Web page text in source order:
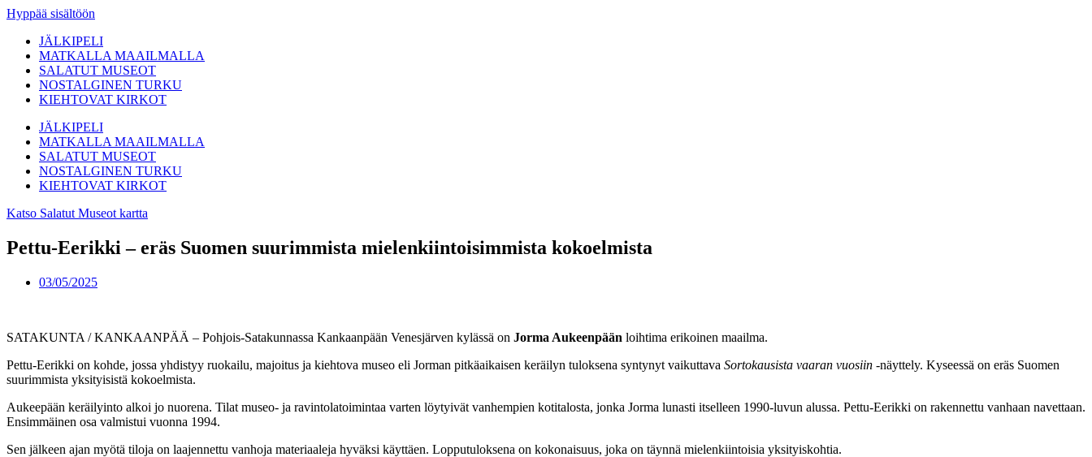
Hyppää sisältöön
JÄLKIPELI
MATKALLA MAAILMALLA
SALATUT MUSEOT
NOSTALGINEN TURKU
KIEHTOVAT KIRKOT
JÄLKIPELI
MATKALLA MAAILMALLA
SALATUT MUSEOT
NOSTALGINEN TURKU
KIEHTOVAT KIRKOT
Katso Salatut Museot kartta
Pettu-Eerikki – eräs Suomen suurimmista mielenkiintoisimmista kokoelmista
03/05/2025
SATAKUNTA / KANKAANPÄÄ – Pohjois-Satakunnassa Kankaanpään Venesjärven kylässä on Jorma Aukeenpään loihtima erikoinen maailma.
Pettu-Eerikki on kohde, jossa yhdistyy ruokailu, majoitus ja kiehtova museo eli Jorman pitkäaikaisen keräilyn tuloksena syntynyt vaikuttava Sortokausista vaaran vuosiin -näyttely. Kyseessä on eräs Suomen
suurimmista yksityisistä kokoelmista.
Aukeepään keräilyinto alkoi jo nuorena. Tilat museo- ja ravintolatoimintaa varten löytyivät vanhempien kotitalosta, jonka Jorma lunasti itselleen 1990-luvun alussa. Pettu-Eerikki on rakennettu vanhaan navettaan.
Ensimmäinen osa valmistui vuonna 1994.
Sen jälkeen ajan myötä tiloja on laajennettu vanhoja materiaaleja hyväksi käyttäen. Lopputuloksena on kokonaisuus, joka on täynnä mielenkiintoisia yksityiskohtia.